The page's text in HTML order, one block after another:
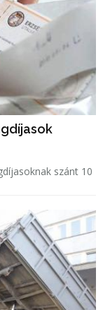
szánt 10